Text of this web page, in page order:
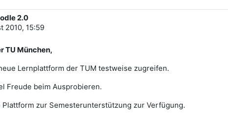
2.0
2010, 15:59
TU München,
Lernplattform der TUM testweise zugreifen.
Freude beim Ausprobieren.
zur Semesterunterstützung zur Verfügung.